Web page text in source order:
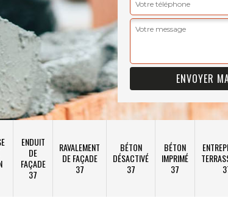
ENDUIT
DE
FAÇADE
37
RAVALEMENT
DE FAÇADE
37
BÉTON
DÉSACTIVÉ
37
BÉTON
IMPRIMÉ
37